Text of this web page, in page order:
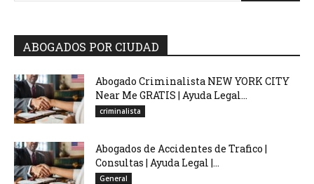
ABOGADOS POR CIUDAD
Abogado Criminalista NEW YORK CITY
Near Me GRATIS | Ayuda Legal...
criminalista
Abogados de Accidentes de Trafico |
Consultas | Ayuda Legal |...
General